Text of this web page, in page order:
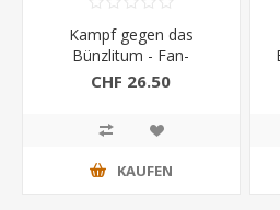
Kampf gegen das
Bünzlitum - Fan-
Erweiterung
CHF 26.50
KAUFEN